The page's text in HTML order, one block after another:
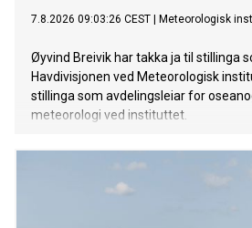
7.8.2026 09:03:26 CEST Meteorologisk
Øyvind Breivik har takka ja til stillinga
Havdivisjonen ved Meteorologisk
stillinga som avdelingsleiar for
meteorologi ved instituttet.